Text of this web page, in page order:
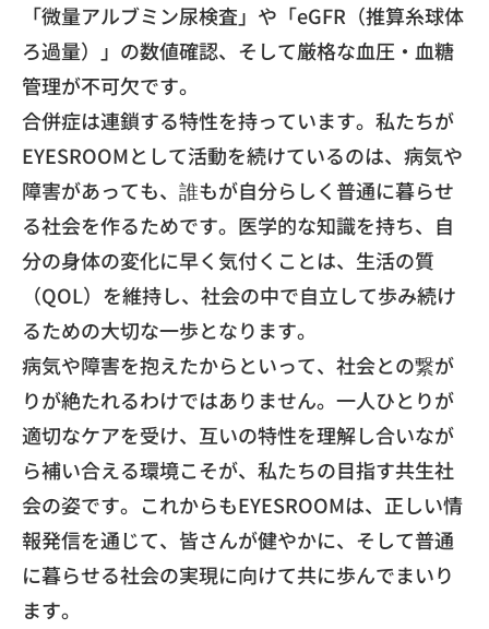
「微量アルブミン尿検査」や「eGFR（推算糸球体
ろ過量）」の数値確認、そして厳格な血圧・ 血糖
管理が不可欠です。
​合併症は連鎖する特性を持っています。 私たちが
EYESROOMとして活動を続けているのは、 病気や
障害があっても、 誰もが自分らしく普通に暮らせ
る社会を作るためです。 医学的な知識を持ち、自
分の身体の変化に早く気付くことは、 生活の質
（QOL）を維持し、 社会の中で自立して歩み続け
るための大切な一歩となります。
​病気や障害を抱えたからといって、 社会との繋が
りが絶たれるわけではありません。 一人ひとりが
適切なケアを受け、 互いの特性を理解し合いなが
ら補い合える環境こそが、 私たちの目指す共生社
会の姿です。 これからもEYESROOMは、正しい情
報発信を通じて、 皆さんが健やかに、 そして普通
に暮らせる社会の実現に向けて共に歩んでまいり
ます。